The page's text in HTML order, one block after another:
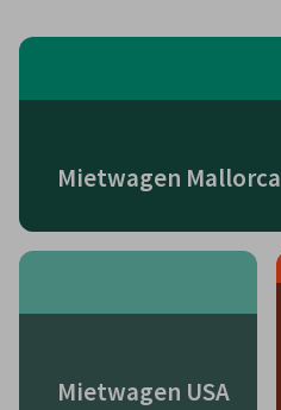
Mietwagen Mallorca
Mietwagen USA